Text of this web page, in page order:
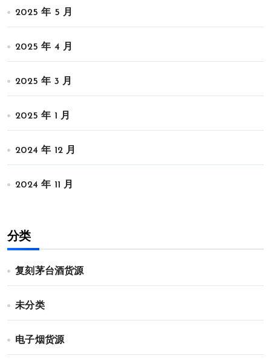
2025 年 5 月
2025 年 4 月
2025 年 3 月
2025 年 1 月
2024 年 12 月
2024 年 11 月
分类
复刻茅台酒货源
未分类
电子烟货源